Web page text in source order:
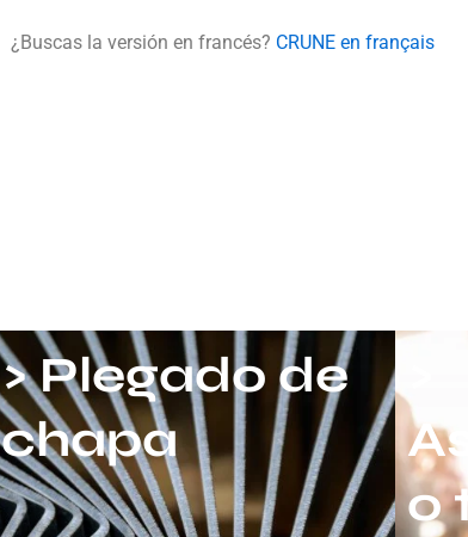
¿Buscas la versión en francés? CRUNE en français
> Plegado de
chapa
o